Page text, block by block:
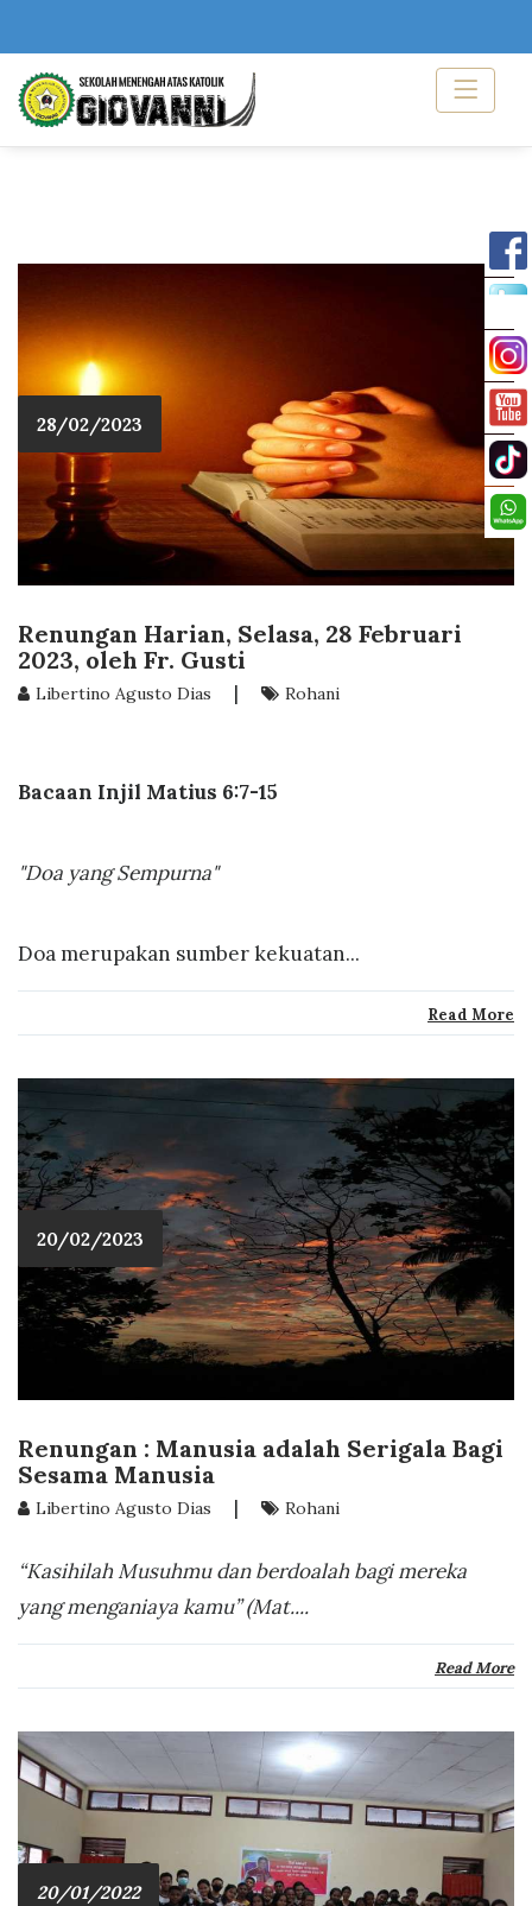
28/02/2023
Renungan Harian, Selasa, 28 Februari
2023, oleh Fr. Gusti
Libertino Agusto Dias | Rohani
Bacaan Injil Matius 6:7-15
"Doa yang Sempurna"
Doa merupakan sumber kekuatan...
Read More
20/02/2023
Renungan : Manusia adalah Serigala Bagi
Sesama Manusia
Libertino Agusto Dias | Rohani
“Kasihilah Musuhmu dan berdoalah bagi mereka
yang menganiaya kamu” (Mat....
Read More
20/01/2022